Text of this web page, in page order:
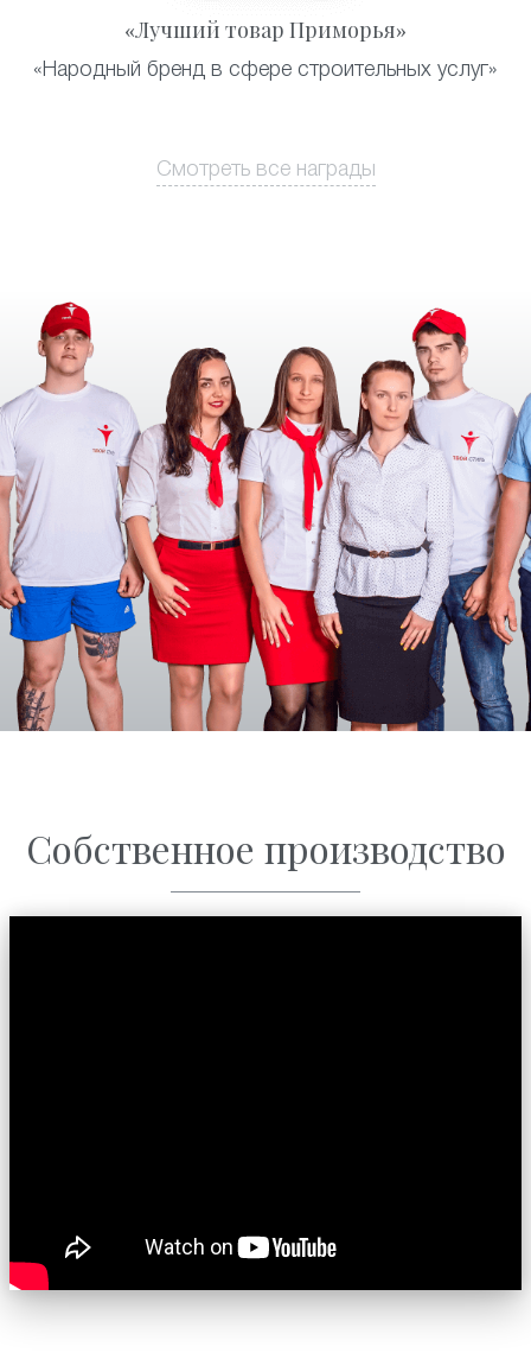
«Лучший товар Приморья»
«Народный бренд в сфере строительных услуг»
Смотреть все награды
Собственное производство